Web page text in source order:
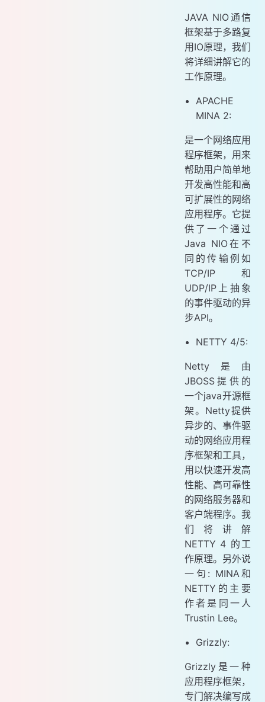
JAVA NIO通信
框架基于多路复
用IO原理，我们
将详细讲解它的
工作原理。
APACHE
MINA 2:
是一个网络应用
程序框架，用来
帮助用户简单地
开发高性能和高
可扩展性的网络
应用程序。它提
供了一个通过
Java NIO在不
同的传输例如
TCP/IP和
UDP/IP上抽象
的事件驱动的异
步API。
NETTY 4/5:
Netty是由
JBOSS提供的
一个java开源框
架。Netty提供
异步的、事件驱
动的网络应用程
序框架和工具，
用以快速开发高
性能、高可靠性
的网络服务器和
客户端程序。我
们将讲解
NETTY 4 的工
作原理。另外说
一句: MINA和
NETTY的主要
作者是同一人
Trustin Lee。
Grizzly:
Grizzly是一种
应用程序框架，
专门解决编写成